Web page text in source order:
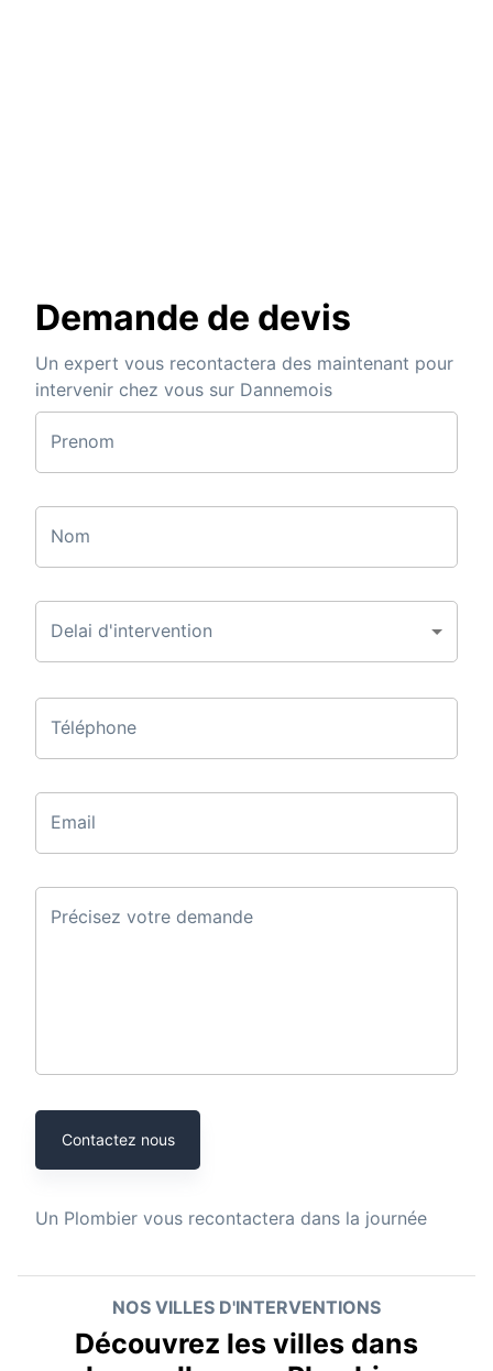
Demande de devis
Un expert vous recontactera des maintenant pour
intervenir chez vous sur Dannemois
Prenom
Nom
Delai d'intervention
Téléphone
Email
Précisez votre demande
Contactez nous
Un Plombier vous recontactera dans la journée
NOS VILLES D'INTERVENTIONS
Découvrez les villes dans